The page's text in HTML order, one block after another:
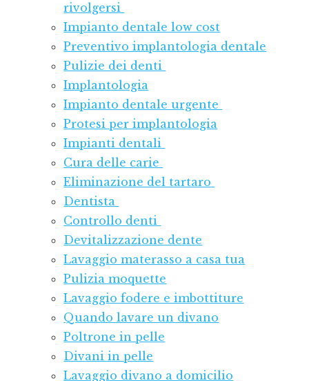
rivolgersi
Impianto dentale low cost
Preventivo implantologia dentale
Pulizie dei denti
Implantologia
Impianto dentale urgente
Protesi per implantologia
Impianti dentali
Cura delle carie
Eliminazione del tartaro
Dentista
Controllo denti
Devitalizzazione dente
Lavaggio materasso a casa tua
Pulizia moquette
Lavaggio fodere e imbottiture
Quando lavare un divano
Poltrone in pelle
Divani in pelle
Lavaggio divano a domicilio